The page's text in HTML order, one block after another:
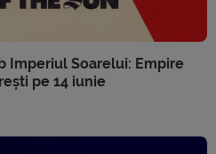
Imperiul Soarelui: Empire
pe 14 iunie